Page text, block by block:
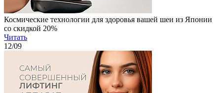
Космические технологии для здоровья вашей шеи из Японии
со скидкой 20%
Читать
12/09